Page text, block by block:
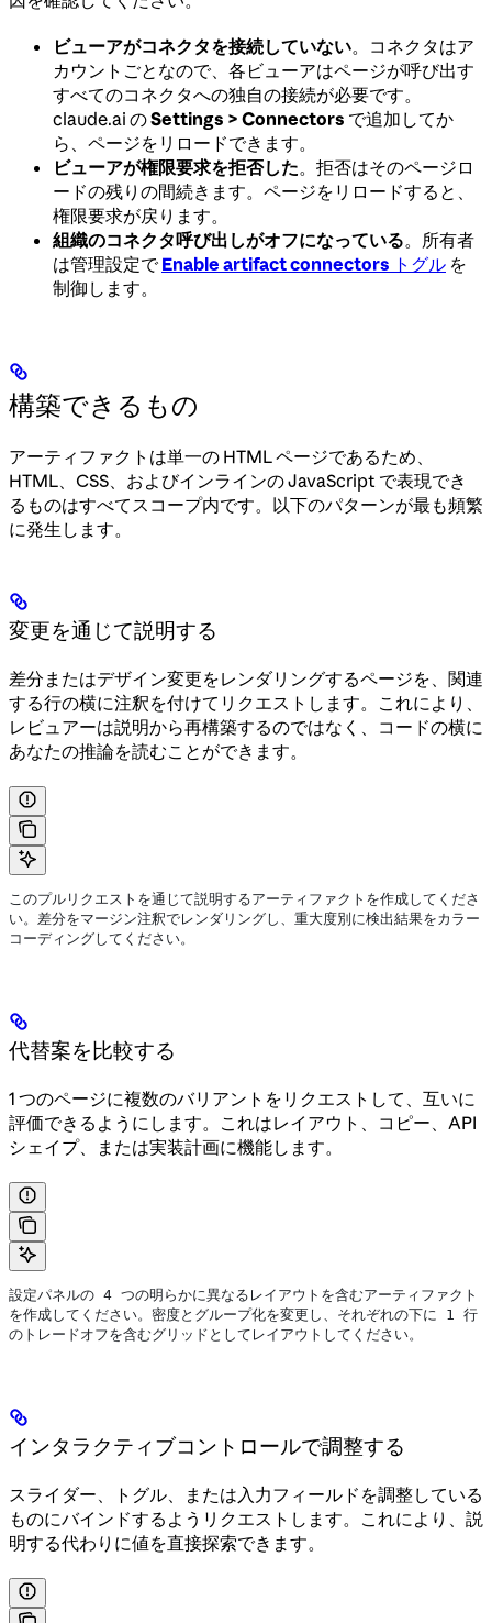
ビューアがコネクタを接続していない。コネクタはア
カウントごとなので、各ビューアはページが呼び出す
すべてのコネクタへの独自の接続が必要です。
claude.ai のSettings > Connectors で追加してか
ら、ページをリロードできます。
ビューアが権限要求を拒否した。拒否はそのページロ
ードの残りの間続きます。ページをリロードすると、
権限要求が戻ります。
組織のコネクタ呼び出しがオフになっている。所有者
は管理設定でEnable artifact connectors トグル を
制御します。
構築できるもの
アーティファクトは単一の HTML ページであるため、
HTML、CSS、およびインラインの JavaScript で表現でき
るものはすべてスコープ内です。以下のパターンが最も頻繁
に発生します。
変更を通じて説明する
差分またはデザイン変更をレンダリングするページを、関連
する行の横に注釈を付けてリクエストします。これにより、
レビュアーは説明から再構築するのではなく、コードの横に
あなたの推論を読むことができます。
このプルリクエストを通じて説明するアーティファクトを作成してくださ
い。差分をマージン注釈でレンダリングし、重大度別に検出結果をカラー
コーディングしてください。
代替案を比較する
1 つのページに複数のバリアントをリクエストして、互いに
評価できるようにします。これはレイアウト、コピー、API
シェイプ、または実装計画に機能します。
設定パネルの 4 つの明らかに異なるレイアウトを含むアーティファクト
を作成してください。密度とグループ化を変更し、それぞれの下に 1 行
のトレードオフを含むグリッドとしてレイアウトしてください。
インタラクティブコントロールで調整する
スライダー、トグル、または入力フィールドを調整している
ものにバインドするようリクエストします。これにより、説
明する代わりに値を直接探索できます。